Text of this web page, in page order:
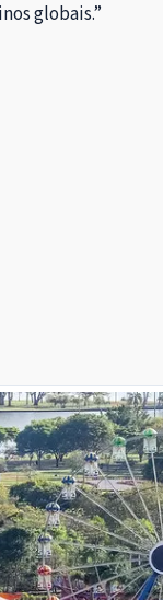
globais.”